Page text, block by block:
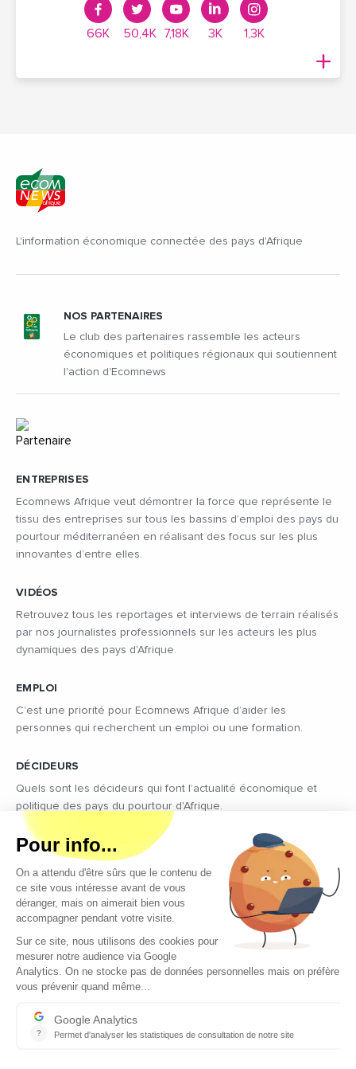
66K 50,4K 7,18K 3K 1,3K
L'information économique connectée des pays d'Afrique
ENTREPRISES
Ecomnews Afrique veut démontrer la force que représente le
tissu des entreprises sur tous les bassins d’emploi des pays du
pourtour méditerranéen en réalisant des focus sur les plus
innovantes d’entre elles.
VIDÉOS
Retrouvez tous les reportages et interviews de terrain réalisés
par nos journalistes professionnels sur les acteurs les plus
dynamiques des pays d'Afrique.
EMPLOI
C’est une priorité pour Ecomnews Afrique d’aider les
personnes qui recherchent un emploi ou une formation.
DÉCIDEURS
Quels sont les décideurs qui font l’actualité économique et
politique des pays du pourtour d'Afrique.
NOS PARTENAIRES
Le club des partenaires rassemble les acteurs
économiques et politiques régionaux qui soutiennent
l'action d'Ecomnews
Copyright © 2026 - Tous droits réservés
Qui sommes-nous ?
Contact